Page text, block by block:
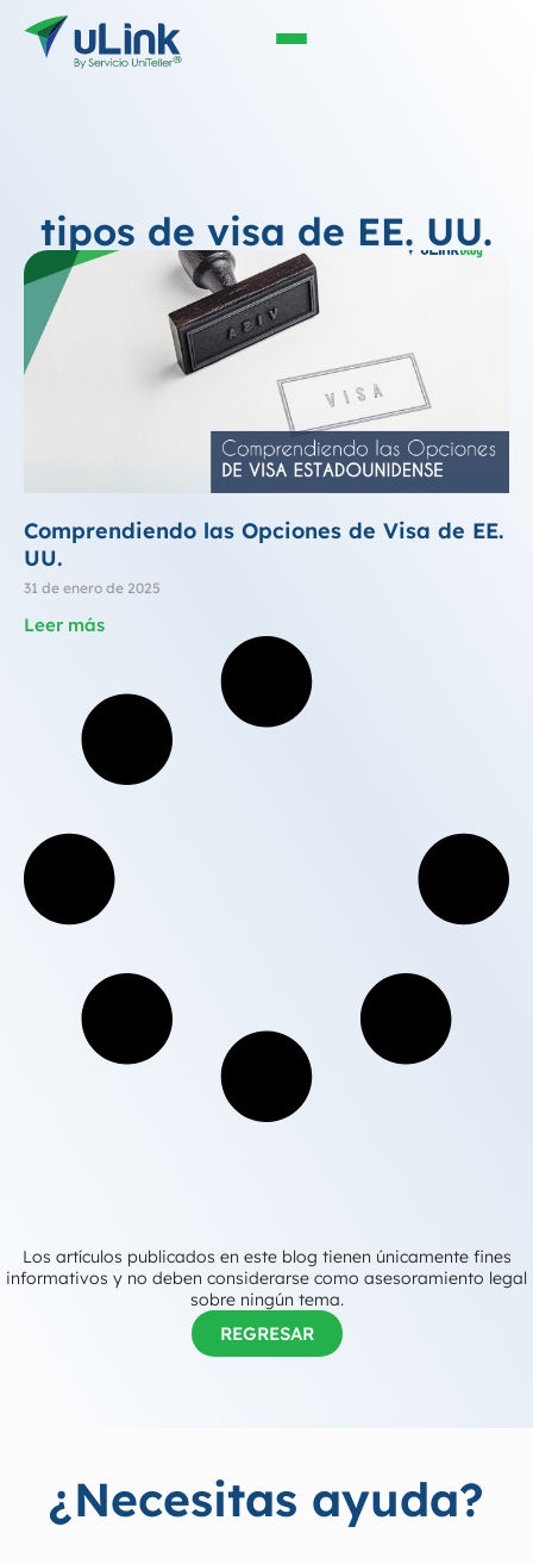
tipos de visa de EE. UU.
Comprendiendo las Opciones de Visa de EE.
UU.
31 de enero de 2025
Leer más
Los artículos publicados en este blog tienen únicamente fines
informativos y no deben considerarse como asesoramiento legal
sobre ningún tema.
REGRESAR
¿Necesitas ayuda?